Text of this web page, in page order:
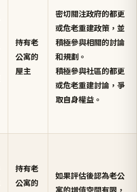
持有老
公寓的
屋主
密切關注政府的都更
或危老重建政策，並
積極參與相關的討論
和規劃。
積極參與社區的都更
或危老重建討論，爭
取自身權益。
持有老
公寓的
如果評估後認為老公
寓的增值空間有限，